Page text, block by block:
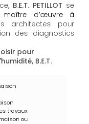
B.E.T. PETILLOT se
maître d’œuvre à
architectes pour
des diagnostics
pour
B.E.T.
travaux
ou